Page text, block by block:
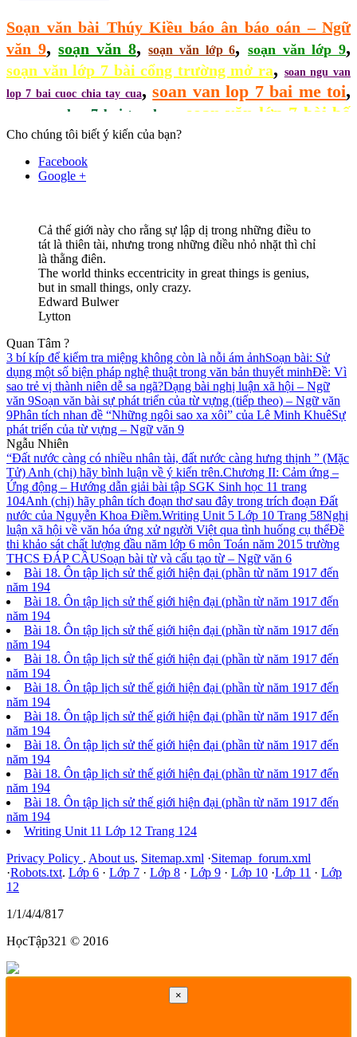
Soạn văn bài Thúy Kiều báo ân báo oán – Ngữ
văn 9,soạn văn 8,soạn văn lớp 6,soạn văn lớp 9,
soạn văn lớp 7 bài cổng trường mở ra, soan ngu van
lop 7 bai cuoc chia tay cua,soan van lop 7 bai me toi,
soan van lop 7 bai tu ghep
soạn văn lớp 7 bài bố
cục trong văn bản,
Cho chúng tôi biết ý kiến của bạn?
Facebook
Google +
Cả thế giới này cho rằng sự lập dị trong những điều to
tát là thiên tài, nhưng trong những điều nhỏ nhặt thì chỉ
là thằng điên.
The world thinks eccentricity in great things is genius,
but in small things, only crazy.
Edward Bulwer
Lytton
Quan Tâm ?
3 bí kíp để kiểm tra miệng không còn là nỗi ám ảnhSoạn bài: Sử
dụng một số biện pháp nghệ thuật trong văn bản thuyết minhĐề: Vì
sao trẻ vị thành niên dễ sa ngã?Dạng bài nghị luận xã hội – Ngữ
văn 9Soạn văn bài sự phát triển của từ vựng (tiếp theo) – Ngữ văn
9Phân tích nhan đề “Những ngôi sao xa xôi” của Lê Minh KhuêSự
phát triển của từ vựng – Ngữ văn 9
Ngẫu Nhiên
“Đất nước càng có nhiều nhân tài, đất nước càng hưng thịnh ” (Mặc
Tử) Anh (chị) hãy bình luận về ý kiến trên.Chương II: Cảm ứng –
Ứng động – Hướng dẫn giải bài tập SGK Sinh học 11 trang
104Anh (chị) hãy phân tích đoạn thơ sau đây trong trích đoạn Đất
nước của Nguyễn Khoa Điềm.Writing Unit 5 Lớp 10 Trang 58Nghị
luận xã hội về văn hóa ứng xử người Việt qua tình huống cụ thểĐề
thi khảo sát chất lượng đầu năm lớp 6 môn Toán năm 2015 trường
THCS ĐÁP CẦUSoạn bài từ và cấu tạo từ – Ngữ văn 6
Bài 18. Ôn tập lịch sử thế giới hiện đại (phần từ năm 1917 đến
năm 194
Bài 18. Ôn tập lịch sử thế giới hiện đại (phần từ năm 1917 đến
năm 194
Bài 18. Ôn tập lịch sử thế giới hiện đại (phần từ năm 1917 đến
năm 194
Bài 18. Ôn tập lịch sử thế giới hiện đại (phần từ năm 1917 đến
năm 194
Bài 18. Ôn tập lịch sử thế giới hiện đại (phần từ năm 1917 đến
năm 194
Bài 18. Ôn tập lịch sử thế giới hiện đại (phần từ năm 1917 đến
năm 194
Bài 18. Ôn tập lịch sử thế giới hiện đại (phần từ năm 1917 đến
năm 194
Bài 18. Ôn tập lịch sử thế giới hiện đại (phần từ năm 1917 đến
năm 194
Bài 18. Ôn tập lịch sử thế giới hiện đại (phần từ năm 1917 đến
năm 194
Writing Unit 11 Lớp 12 Trang 124
Privacy Policy . About us. Sitemap.xml ·Sitemap_forum.xml
·Robots.txt. Lớp 6 · Lớp 7 · Lớp 8 · Lớp 9 · Lớp 10 ·Lớp 11 · Lớp
12
1/1/4/4/817
HọcTập321 © 2016
×